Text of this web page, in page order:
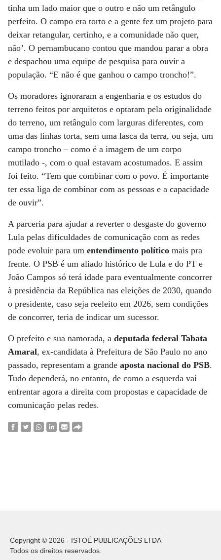
tinha um lado maior que o outro e não um retângulo
perfeito. O campo era torto e a gente fez um projeto para
deixar retangular, certinho, e a comunidade não quer,
não’. O pernambucano contou que mandou parar a obra
e despachou uma equipe de pesquisa para ouvir a
população. “E não é que ganhou o campo troncho!”.
Os moradores ignoraram a engenharia e os estudos do
terreno feitos por arquitetos e optaram pela originalidade
do terreno, um retângulo com larguras diferentes, com
uma das linhas torta, sem uma lasca da terra, ou seja, um
campo troncho – como é a imagem de um corpo
mutilado -, com o qual estavam acostumados. E assim
foi feito. “Tem que combinar com o povo. É importante
ter essa liga de combinar com as pessoas e a capacidade
de ouvir”.
A parceria para ajudar a reverter o desgaste do governo
Lula pelas dificuldades de comunicação com as redes
pode evoluir para um entendimento político mais pra
frente. O PSB é um aliado histórico de Lula e do PT e
João Campos só terá idade para eventualmente concorrer
à presidência da República nas eleições de 2030, quando
o presidente, caso seja reeleito em 2026, sem condições
de concorrer, teria de indicar um sucessor.
O prefeito e sua namorada, a deputada federal Tabata
Amaral, ex-candidata à Prefeitura de São Paulo no ano
passado, representam a grande aposta nacional do PSB.
Tudo dependerá, no entanto, de como a esquerda vai
enfrentar agora a direita com propostas e capacidade de
comunicação pelas redes.
Copyright © 2026 - ISTOÉ PUBLICAÇÕES LTDA
Todos os direitos reservados.